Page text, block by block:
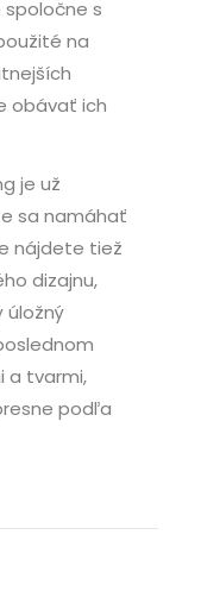
s
na
obávať ich
je už
sa namáhať
nájdete tiež
dizajnu,
úložný
a tvarmi,
podľa